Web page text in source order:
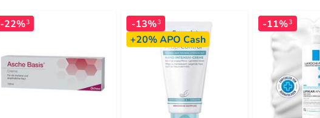
-22%3 -13%3
+20%APO Cash
-11%3